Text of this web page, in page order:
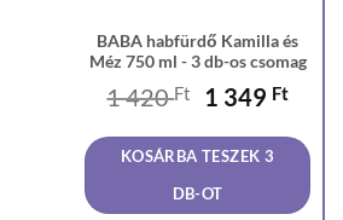
BABA habfürdő Kamilla és
Méz 750 ml - 3 db-os csomag
1 420Ft
Original
was:
1
420 Ft.
1 349 Ft
is:
349
KOSÁRBA TESZEK 3
DB-OT